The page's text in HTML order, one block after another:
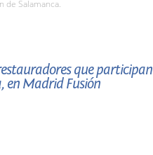
de Salamanca.
que participan
en Madrid Fusión